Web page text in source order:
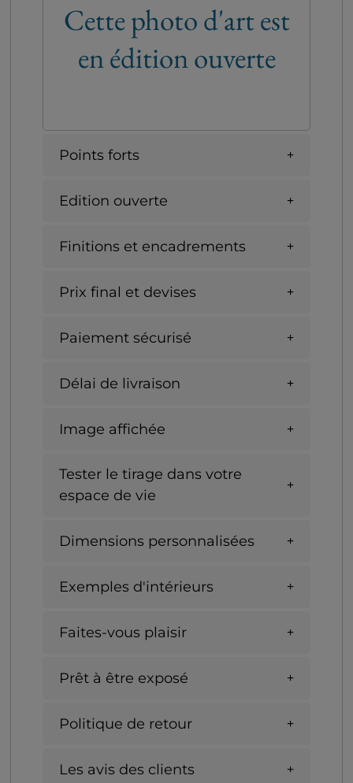
Cette photo d'art est
en édition ouverte
Points forts
Edition ouverte
Finitions et encadrements
Prix final et devises
Paiement sécurisé
Délai de livraison
Image affichée
Tester le tirage dans votre
espace de vie
Dimensions personnalisées
Exemples d'intérieurs
Faites-vous plaisir
Prêt à être exposé
Politique de retour
Les avis des clients